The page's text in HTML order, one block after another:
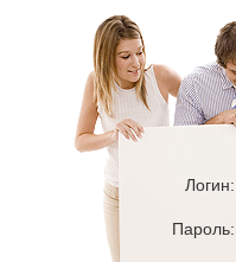
Логин:
Пароль: